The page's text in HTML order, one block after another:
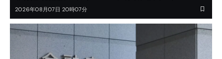
2026年08月07日 20時07分